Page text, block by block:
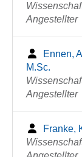
Angestellter
Ennen,
M.Sc.
Angestellter
Franke,